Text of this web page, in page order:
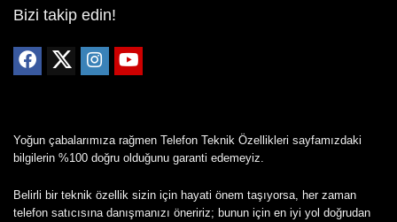
Bizi takip edin!
Yoğun çabalarımıza rağmen Telefon Teknik Özellikleri sayfamızdaki
bilgilerin %100 doğru olduğunu garanti edemeyiz.
Belirli bir teknik özellik sizin için hayati önem taşıyorsa, her zaman
telefon satıcısına danışmanızı öneririz; bunun için en iyi yol doğrudan